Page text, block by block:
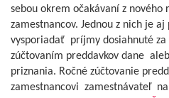
sebou okrem očakávaní z
zamestnancov. Jednou z nich je
vysporiadať príjmy dosiahnuté za
zúčtovaním preddavkov dane
priznania. Ročné zúčtovanie
zamestnancovi zamestnávateľ